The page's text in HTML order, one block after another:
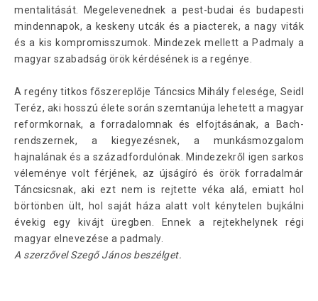
mentalitását. Megelevenednek a pest-budai és budapesti
mindennapok, a keskeny utcák és a piacterek, a nagy viták
és a kis kompromisszumok. Mindezek mellett a Padmaly a
magyar szabadság örök kérdésének is a regénye.
A regény titkos főszereplője Táncsics Mihály felesége, Seidl
Teréz, aki hosszú élete során szemtanúja lehetett a magyar
reformkornak, a forradalomnak és elfojtásának, a Bach-
rendszernek, a kiegyezésnek, a munkásmozgalom
hajnalának és a századfordulónak. Mindezekről igen sarkos
véleménye volt férjének, az újságíró és örök forradalmár
Táncsicsnak, aki ezt nem is rejtette véka alá, emiatt hol
börtönben ült, hol saját háza alatt volt kénytelen bujkálni
évekig egy kivájt üregben. Ennek a rejtekhelynek régi
magyar elnevezése a padmaly.
A szerzővel Szegő János beszélget.